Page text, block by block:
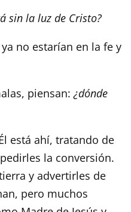
sin la luz de Cristo?
no estarían en la fe y
piensan: ¿dónde
está ahí, tratando de
la conversión.
y advertirles de
pero muchos